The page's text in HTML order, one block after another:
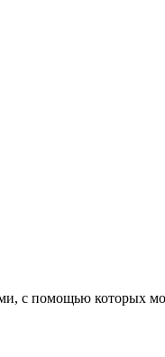
с помощью которых